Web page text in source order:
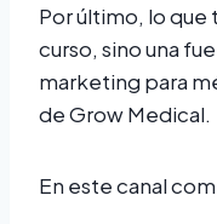
Por último, lo que
curso, sino una
marketing para
de Grow Medical.
En este canal